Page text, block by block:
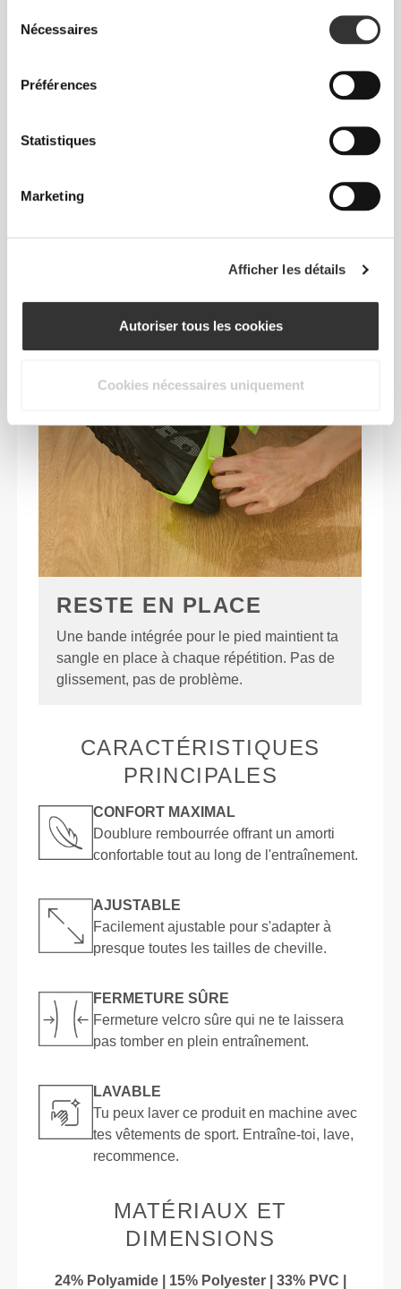
Nécessaires
Préférences
Statistiques
Marketing
Afficher les détails
Autoriser tous les cookies
Cookies nécessaires uniquement
confortables et discrets, ces essentiels aident à
améliorer la stabilité et te permettent de bouger en
foulée. Ils s'adaptent à ton corps et à tes objectifs,
pour que tu puisses repousser tes limites sans
RESTE EN PLACE
Une bande intégrée pour le pied maintient ta
sangle en place à chaque répétition. Pas de
glissement, pas de problème.
CARACTÉRISTIQUES
PRINCIPALES
CONFORT MAXIMAL
Doublure rembourrée offrant un amorti
confortable tout au long de l'entraînement.
AJUSTABLE
Facilement ajustable pour s'adapter à
presque toutes les tailles de cheville.
FERMETURE SÛRE
Fermeture velcro sûre qui ne te laissera
pas tomber en plein entraînement.
LAVABLE
Tu peux laver ce produit en machine avec
tes vêtements de sport. Entraîne-toi, lave,
recommence.
MATÉRIAUX ET
DIMENSIONS
24% Polyamide | 15% Polyester | 33% PVC |